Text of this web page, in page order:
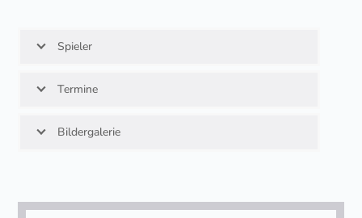
Spieler
Termine
Bildergalerie